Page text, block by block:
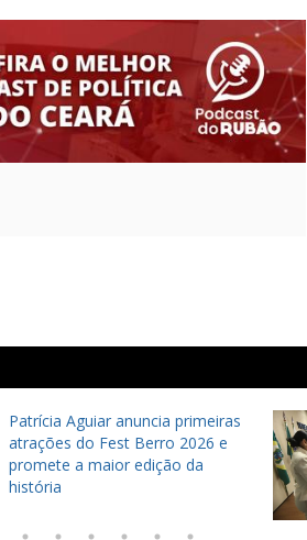
Patrícia Aguiar anuncia primeiras
atrações do Fest Berro 2026 e
promete a maior edição da
história